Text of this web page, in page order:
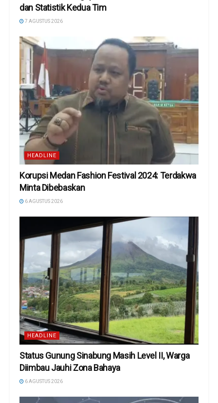
dan Statistik Kedua Tim
7 AGUSTUS 2026
HEADLINE
Korupsi Medan Fashion Festival 2024: Terdakwa
Minta Dibebaskan
6 AGUSTUS 2026
HEADLINE
Status Gunung Sinabung Masih Level II, Warga
Diimbau Jauhi Zona Bahaya
6 AGUSTUS 2026